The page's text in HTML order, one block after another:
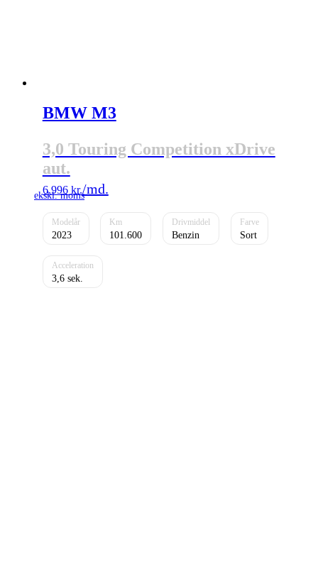
BMW M3
3,0 Touring Competition xDrive
aut.
6.996 kr.
2023 101.600 Benzin Sort
3,6